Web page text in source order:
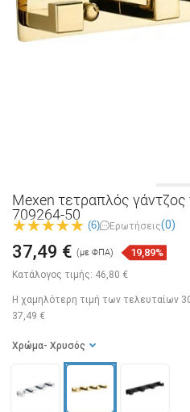
Mexen τετραπλός
709264-50
(6) Ερωτήσεις(0)
Κατάλογος τιμής: 46,80 €
37,49 € (με ΦΠΑ) 19,89%
Η χαμηλότερη τιμή των τελευταίων
37,49 €
Χρώμα - Χρυσός